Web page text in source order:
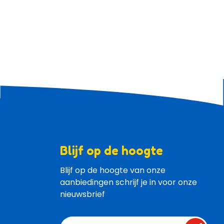
Blijf op de hoogte
Blijf op de hoogte van onze
aanbiedingen schrijf je in voor onze
nieuwsbrief